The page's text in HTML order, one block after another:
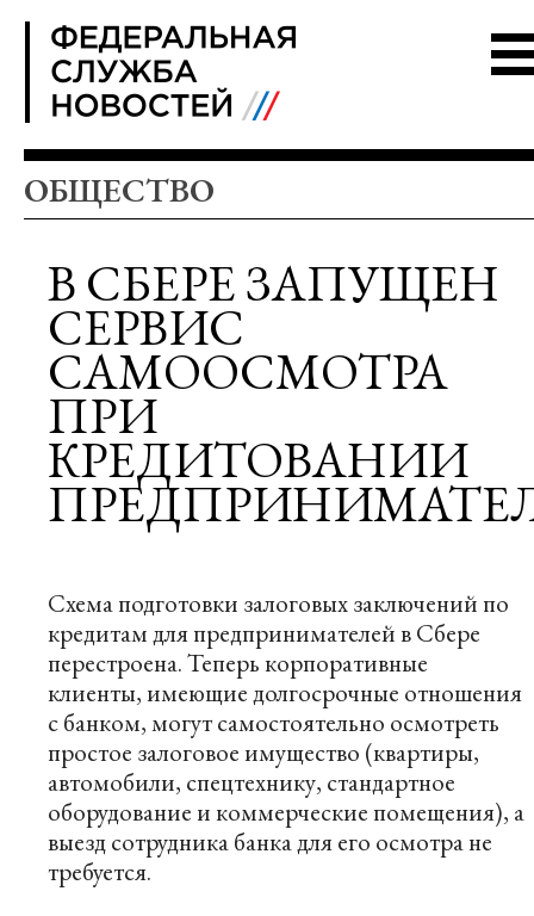
ОБЩЕСТВО
В СБЕРЕ ЗАПУЩЕН
СЕРВИС
САМООСМОТРА
ПРИ
КРЕДИТОВАНИИ
Схема подготовки залоговых заключений по
кредитам для предпринимателей в Сбере
перестроена. Теперь корпоративные
клиенты, имеющие долгосрочные отношения
с банком, могут самостоятельно осмотреть
простое залоговое имущество (квартиры,
автомобили, спецтехнику, стандартное
оборудование и коммерческие помещения), а
выезд сотрудника банка для его осмотра не
требуется.